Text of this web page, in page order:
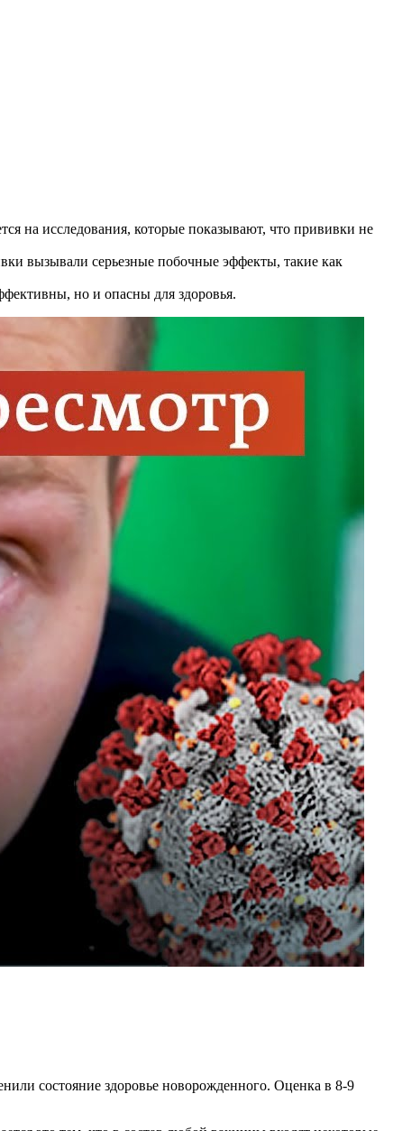
на исследования, которые показывают, что прививки не
вызывали серьезные побочные эффекты, такие как
но и опасны для здоровья.
состояние здоровье новорожденного. Оценка в 8-9